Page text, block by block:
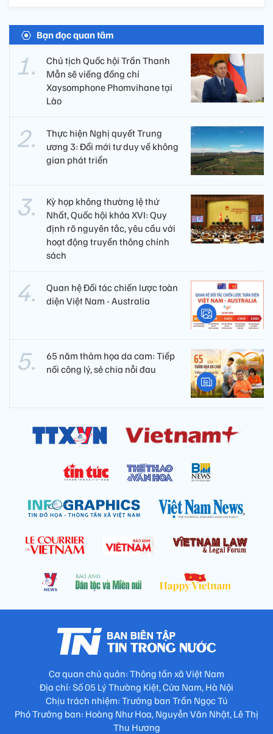
Bạn đọc quan tâm
Chủ tịch Quốc hội Trần Thanh
Mẫn sẽ viếng đồng chí
Xaysomphone Phomvihane tại
Lào
Thực hiện Nghị quyết Trung
ương 3: Đổi mới tư duy về không
gian phát triển
Kỳ họp không thường lệ thứ
Nhất, Quốc hội khóa XVI: Quy
định rõ nguyên tắc, yêu cầu với
hoạt động truyền thông chính
sách
Quan hệ Đối tác chiến lược toàn
diện Việt Nam - Australia
65 năm thảm họa da cam: Tiếp
nối công lý, sẻ chia nỗi đau
Cơ quan chủ quản: Thông tấn xã Việt Nam
Địa chỉ: Số 05 Lý Thường Kiệt, Cửa Nam, Hà Nội
Chịu trách nhiệm: Trưởng ban Trần Ngọc Tú
Phó Trưởng ban: Hoàng Như Hoa, Nguyễn Văn Nhật, Lê Thị
Thu Hương